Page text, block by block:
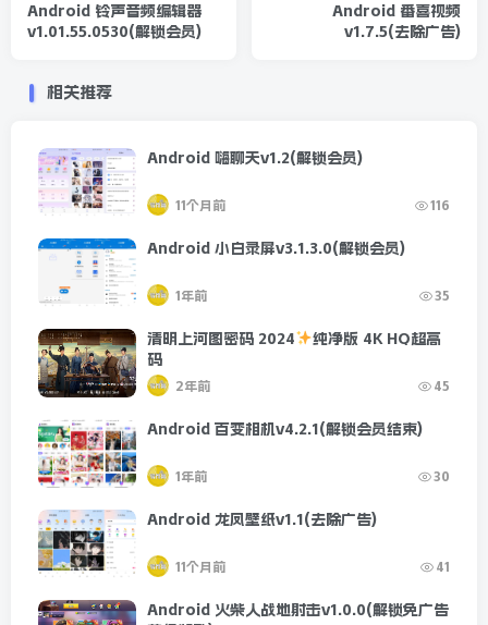
Android 铃声音频编辑器
v1.01.55.0530(解锁会员)
Android 番喜视频
v1.7.5(去除广告)
相关推荐
Android 嗨聊天v1.2(解锁会员)
11个月前 116
Android 小白录屏v3.1.3.0(解锁会员)
1年前 35
清明上河图密码 2024
纯净版 4K HQ超高
码
2年前 45
Android 百变相机v4.2.1(解锁会员结束)
1年前 30
Android 龙凤壁纸v1.1(去除广告)
11个月前 41
Android 火柴人战地射击v1.0.0(解锁免广告